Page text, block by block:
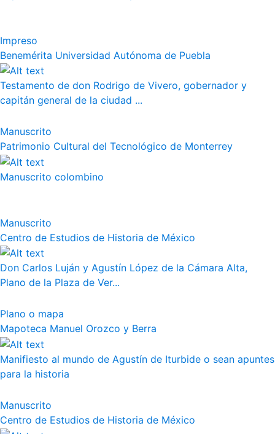
Impreso
Benemérita Universidad Autónoma de Puebla
Testamento de don Rodrigo de Vivero, gobernador y
capitán general de la ciudad ...
Manuscrito
Patrimonio Cultural del Tecnológico de Monterrey
Manuscrito colombino
Manuscrito
Centro de Estudios de Historia de México
Don Carlos Luján y Agustín López de la Cámara Alta,
Plano de la Plaza de Ver...
Plano o mapa
Mapoteca Manuel Orozco y Berra
Manifiesto al mundo de Agustín de Iturbide o sean apuntes
para la historia
Manuscrito
Centro de Estudios de Historia de México